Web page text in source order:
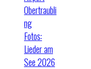
Obertraubli
ng
Fotos:
Lieder am
See 2026